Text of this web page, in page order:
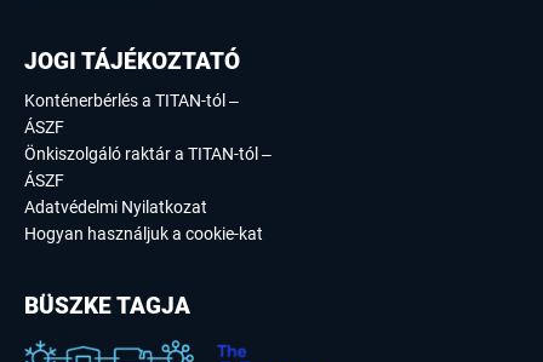
JOGI TÁJÉKOZTATÓ
Konténerbérlés a TITAN-tól –
ÁSZF
Önkiszolgáló raktár a TITAN-tól –
ÁSZF
Adatvédelmi Nyilatkozat
Hogyan használjuk a cookie-kat
BÜSZKE TAGJA